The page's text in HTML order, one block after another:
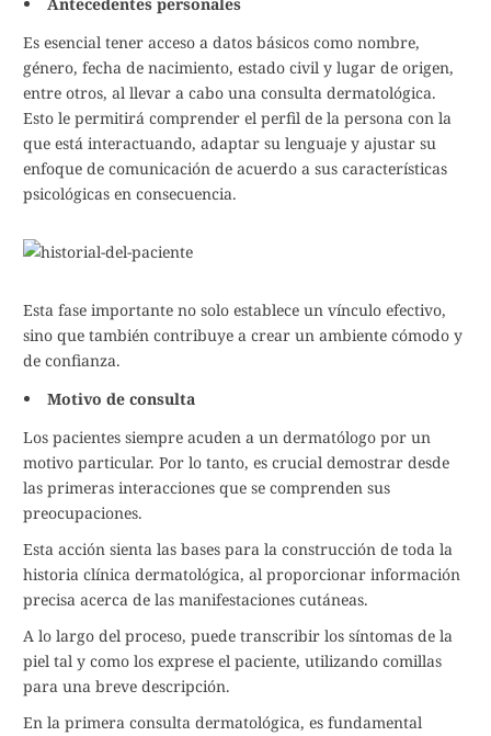
Es esencial tener acceso a datos básicos como nombre,
género, fecha de nacimiento, estado civil y lugar de origen,
entre otros, al llevar a cabo una consulta dermatológica.
Esto le permitirá comprender el perfil de la persona con la
que está interactuando, adaptar su lenguaje y ajustar su
enfoque de comunicación de acuerdo a sus características
psicológicas en consecuencia.
Esta fase importante no solo establece un vínculo efectivo,
sino que también contribuye a crear un ambiente cómodo y
de confianza.
Motivo de consulta
Los pacientes siempre acuden a un dermatólogo por un
motivo particular. Por lo tanto, es crucial demostrar desde
las primeras interacciones que se comprenden sus
preocupaciones.
Esta acción sienta las bases para la construcción de toda la
historia clínica dermatológica, al proporcionar información
precisa acerca de las manifestaciones cutáneas.
A lo largo del proceso, puede transcribir los síntomas de la
piel tal y como los exprese el paciente, utilizando comillas
para una breve descripción.
En la primera consulta dermatológica, es fundamental